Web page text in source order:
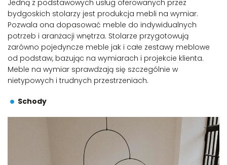
Jedną z podstawowych usług oferowanych przez
bydgoskich stolarzy jest produkcja mebli na wymiar.
Pozwala ona dopasować meble do indywidualnych
potrzeb i aranżacji wnętrza. Stolarze przygotowują
zarówno pojedyncze meble jak i całe zestawy meblowe
od podstaw, bazując na wymiarach i projekcie klienta.
Meble na wymiar sprawdzają się szczególnie w
nietypowych i trudnych przestrzeniach.
Schody